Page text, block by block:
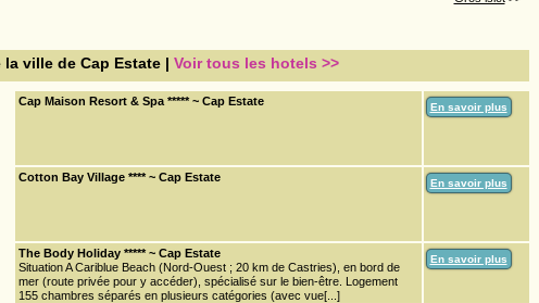
la ville de Cap Estate | Voir tous les hotels >>
Cap Maison Resort & Spa ***** ~ Cap Estate En savoir plus
Cotton Bay Village **** ~ Cap Estate En savoir plus
The Body Holiday ***** ~ Cap Estate
Situation A Cariblue Beach (Nord-Ouest ; 20 km de Castries), en bord de
mer (route privée pour y accéder), spécialisé sur le bien-être. Logement
155 chambres séparés en plusieurs catégories (avec vue[...]
En savoir plus